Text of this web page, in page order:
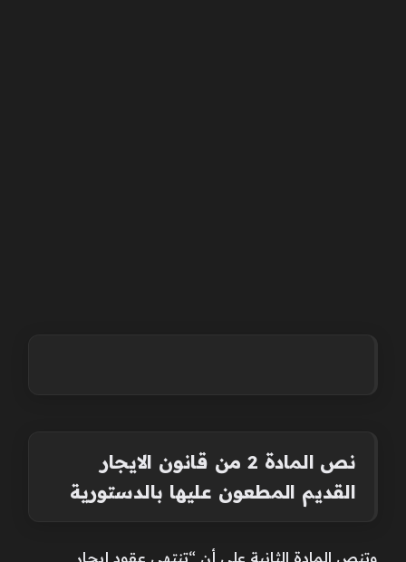
نص المادة 2 من قانون الايجار
القديم المطعون عليها بالدستورية
وتنص المادة الثانية على أن “تنتهى عقود إيجار